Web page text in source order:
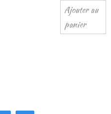
Ajouter au
panier